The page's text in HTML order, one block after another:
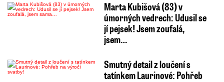
Marta Kubišová (83) v
úmorných vedrech: Udusil se
jí pejsek! Jsem zoufalá,
jsem…
Smutný detail z loučení s
tatínkem Laurinové: Pohřeb